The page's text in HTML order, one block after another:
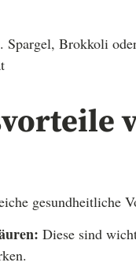
Spargel, Brokkoli
gesundheitliche
Diese sind